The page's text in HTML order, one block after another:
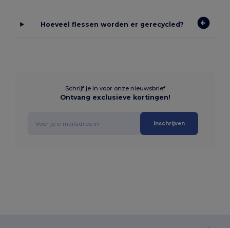
Hoeveel flessen worden er gerecycled?
Schrijf je in voor onze nieuwsbrief
Ontvang exclusieve kortingen!
Inschrijven